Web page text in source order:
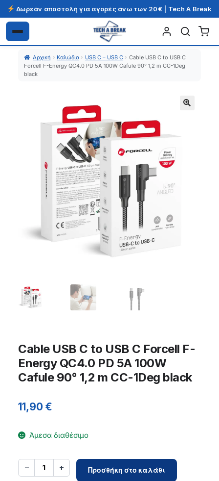
Δωρεάν αποστολή για αγορές άνω των 20€ | Tech A Break
Απευθείας
μετάβαση
πλοήγηση
Μετάβαση
σε
περιεχόμενο
Αρχική Καλώδια USB C – USB C
Cable USB C to USB C
Forcell F-Energy QC4.0 PD 5A 100W Cafule 90° 1,2 m CC-1Deg
black
Cable USB C to USB C Forcell F-
Energy QC4.0 PD 5A 100W
Cafule 90° 1,2 m CC-1Deg black
11,90€
Άμεσα διαθέσιμο
− 1 +
Cable
USB
Προσθήκη στο καλάθι